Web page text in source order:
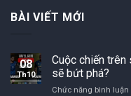
BÀI VIẾT MỚI
08
Th10
Cuộc chiến trên
sẽ bứt phá?
Chức năng bình luận